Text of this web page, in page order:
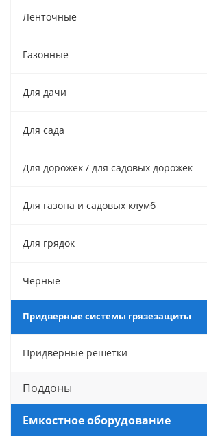
Ленточные
Газонные
Для дачи
Для сада
Для дорожек / для садовых дорожек
Для газона и садовых клумб
Для грядок
Черные
Придверные системы грязезащиты
Придверные решётки
Поддоны
Емкостное оборудование